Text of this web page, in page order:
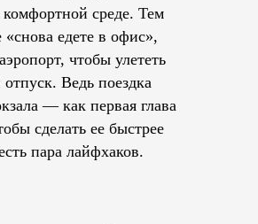
комфортной среде. Тем
едете в офис»,
чтобы улететь
Ведь поездка
— как первая глава
сделать ее быстрее
пара лайфхаков.